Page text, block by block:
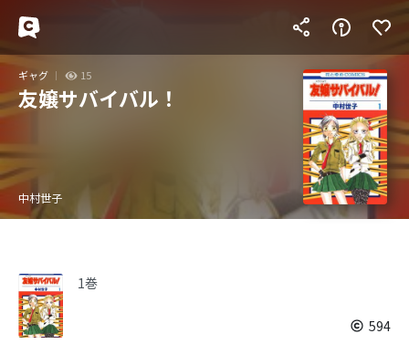
ギャグ 15
友嬢サバイバル！
中村世子
1巻
594